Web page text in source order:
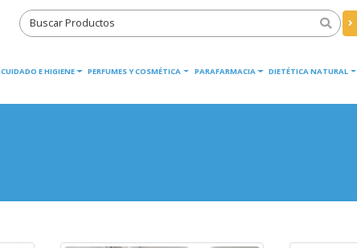
CUIDADO E HIGIENE PERFUMES Y COSMÉTICA PARAFARMACIA DIETÉTICA NATURAL